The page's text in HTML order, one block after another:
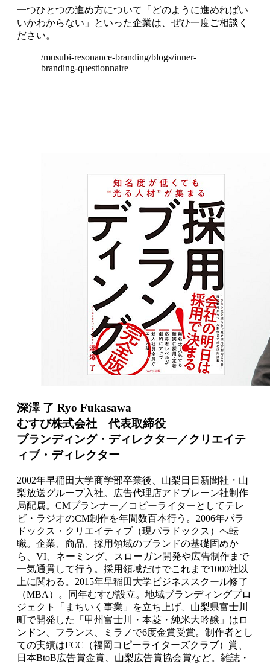
一つひとつの進め方について「どのように進めればい
いかわからない」といった企業は、ぜひ一度ご相談く
ださい。
/musubi-resonance-branding/blogs/inner-
branding-questionnaire
深澤 了 Ryo Fukasawa
むすび株式会社 代表取締役
ブランディング・ディレクター／クリエイテ
ィブ・ディレクター
2002年早稲田大学商学部卒業後、山梨日日新聞社・山
梨放送グループ入社。広告代理店アドブレーン社制作
局配属。CMプランナー／コピーライターとしてテレ
ビ・ラジオのCM制作を年間数百本行う。2006年パラ
ドックス・クリエイティブ（現パラドックス）へ転
職。企業、商品、採用領域のブランドの基礎固めか
ら、VI、ネーミング、スローガン開発や広告制作まで
一気通貫して行う。採用領域だけでこれまで1000社以
上に関わる。2015年早稲田大学ビジネススクール修了
（MBA）。同年むすび設立。地域ブランディングプロ
ジェクト「まちいく事業」を立ち上げ、山梨県富士川
町で開発した「甲州富士川・本菱・純米大吟醸」はロ
ンドン、フランス、ミラノで6度金賞受賞。制作者とし
ての実績はFCC（福岡コピーライターズクラブ）賞、
日本BtoB広告賞金賞、山梨広告賞協会賞など。雑誌・